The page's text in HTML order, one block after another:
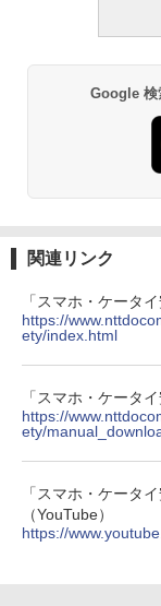
Google 検
関連リンク
「スマホ・ケータ
https://
ety/index.html
「スマホ・ケータ
https://
ety/
「スマホ・ケータ
（YouTube）
https://